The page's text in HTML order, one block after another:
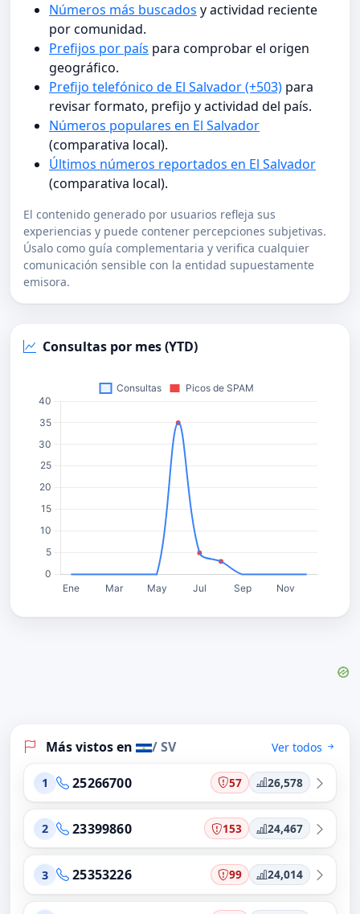
Números más buscados y actividad reciente
por comunidad.
Prefijos por país para comprobar el origen
geográfico.
Prefijo telefónico de El Salvador (+503) para
revisar formato, prefijo y actividad del país.
Números populares en El Salvador
(comparativa local).
Últimos números reportados en El Salvador
(comparativa local).
El contenido generado por usuarios refleja sus
experiencias y puede contener percepciones subjetivas.
Úsalo como guía complementaria y verifica cualquier
comunicación sensible con la entidad supuestamente
emisora.
Consultas por mes (YTD)
Más vistos en / SV Ver todos
1 25266700 57 26,578
2 23399860 153 24,467
3 25353226 99 24,014